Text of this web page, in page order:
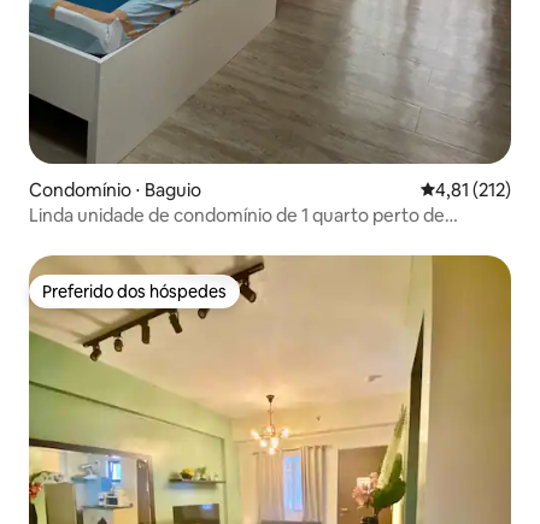
Condomínio ⋅ Baguio 4,81 de uma
4,81 (212)
Linda unidade de condomínio de 1 quarto perto de
Preferido dos hóspedes
Preferido dos hóspedes